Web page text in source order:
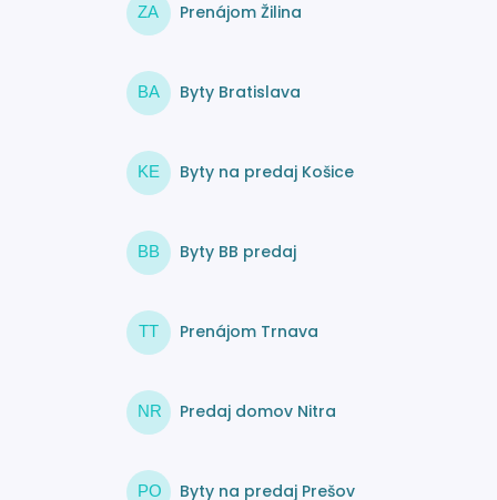
ZA Prenájom Žilina
BA Byty Bratislava
KE Byty na predaj Košice
BB Byty BB predaj
TT Prenájom Trnava
NR Predaj domov Nitra
PO Byty na predaj Prešov